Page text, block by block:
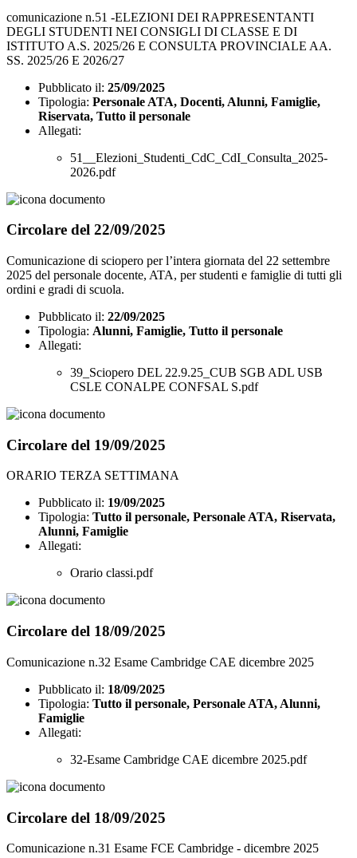
comunicazione n.51 -ELEZIONI DEI RAPPRESENTANTI
DEGLI STUDENTI NEI CONSIGLI DI CLASSE E DI
ISTITUTO A.S. 2025/26 E CONSULTA PROVINCIALE AA.
SS. 2025/26 E 2026/27
Pubblicato il: 25/09/2025
Tipologia: Personale ATA, Docenti, Alunni, Famiglie,
Riservata, Tutto il personale
Allegati:
51__Elezioni_Studenti_CdC_CdI_Consulta_2025-
2026.pdf
Circolare del 22/09/2025
Comunicazione di sciopero per l’intera giornata del 22 settembre
2025 del personale docente, ATA, per studenti e famiglie di tutti gli
ordini e gradi di scuola.
Pubblicato il: 22/09/2025
Tipologia: Alunni, Famiglie, Tutto il personale
Allegati:
39_Sciopero DEL 22.9.25_CUB SGB ADL USB
CSLE CONALPE CONFSAL S.pdf
Circolare del 19/09/2025
ORARIO TERZA SETTIMANA
Pubblicato il: 19/09/2025
Tipologia: Tutto il personale, Personale ATA, Riservata,
Alunni, Famiglie
Allegati:
Orario classi.pdf
Circolare del 18/09/2025
Comunicazione n.32 Esame Cambridge CAE dicembre 2025
Pubblicato il: 18/09/2025
Tipologia: Tutto il personale, Personale ATA, Alunni,
Famiglie
Allegati:
32-Esame Cambridge CAE dicembre 2025.pdf
Circolare del 18/09/2025
Comunicazione n.31 Esame FCE Cambridge - dicembre 2025